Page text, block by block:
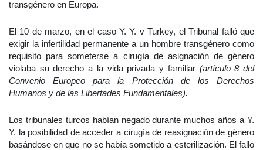
transgénero en Europa.
El 10 de marzo, en el caso Y. Y. v Turkey, el Tribunal falló que
exigir la infertilidad permanente a un hombre transgénero como
requisito para someterse a cirugía de asignación de género
violaba su derecho a la vida privada y familiar (artículo 8 del
Convenio Europeo para la Protección de los Derechos
Humanos y de las Libertades Fundamentales).
Los tribunales turcos habían negado durante muchos años a Y.
Y. la posibilidad de acceder a cirugía de reasignación de género
basándose en que no se había sometido a esterilización. El fallo